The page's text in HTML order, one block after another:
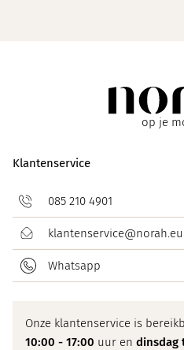
op je
Klantenservice
085 210 4901
klantenservice@norah.eu
Whatsapp
Onze klantenservice is
10:00 - 17:00 uur en dinsdag